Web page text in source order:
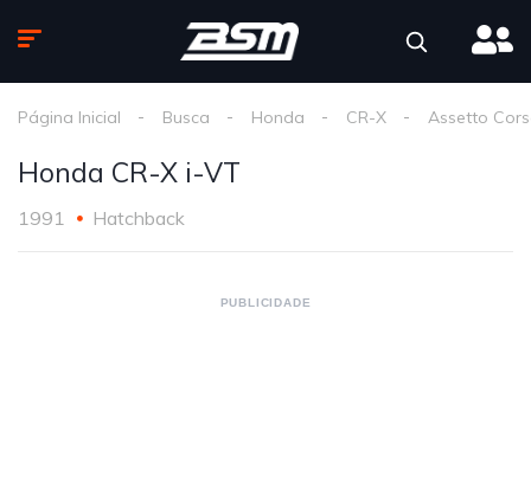
Página Inicial Busca Honda CR-X Assetto
Honda CR-X i-VT
1991 Hatchback
PUBLICIDADE